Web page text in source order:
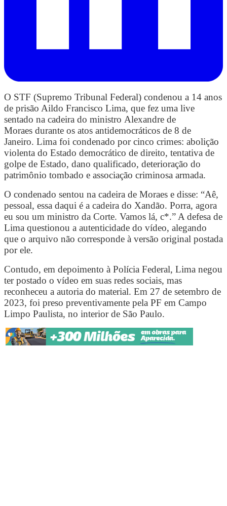
O STF (Supremo Tribunal Federal) condenou a 14 anos
de prisão Aildo Francisco Lima, que fez uma live
sentado na cadeira do ministro Alexandre de
Moraes durante os atos antidemocráticos de 8 de
Janeiro. Lima foi condenado por cinco crimes: abolição
violenta do Estado democrático de direito, tentativa de
golpe de Estado, dano qualificado, deterioração do
patrimônio tombado e associação criminosa armada.
O condenado sentou na cadeira de Moraes e disse: “Aê,
pessoal, essa daqui é a cadeira do Xandão. Porra, agora
eu sou um ministro da Corte. Vamos lá, c*.” A defesa de
Lima questionou a autenticidade do vídeo, alegando
que o arquivo não corresponde à versão original postada
por ele.
Contudo, em depoimento à Polícia Federal, Lima negou
ter postado o vídeo em suas redes sociais, mas
reconheceu a autoria do material. Em 27 de setembro de
2023, foi preso preventivamente pela PF em Campo
Limpo Paulista, no interior de São Paulo.